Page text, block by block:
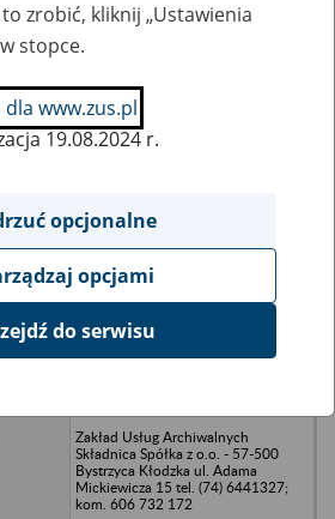
pozycje bazy
Sanatorium Uzdrowiskowe MALWA
Zakład Usług Archiwalnych
Składnica Spółka z o.o. - 57-500
Bystrzyca Kłodzka ul. Adama
Mickiewicza 15 tel. (74) 6441327;
kom. 606 732 172
zrobić, kliknij „Ustawienia
stopce.
www.zus.pl
19.08.2024 r.
opcjonalne
opcjami
do serwisu